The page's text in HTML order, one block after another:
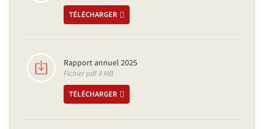
TÉLÉCHARGER
Rapport annuel 2025
Fichier pdf 8 MB
TÉLÉCHARGER